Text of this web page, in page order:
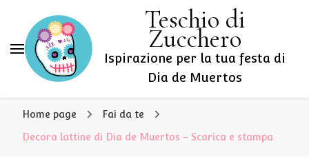
Teschio di
Zucchero
Ispirazione per la tua festa di
Dia de Muertos
Home page Fai da te
Decora lattine di Dia de Muertos – Scarica e stampa